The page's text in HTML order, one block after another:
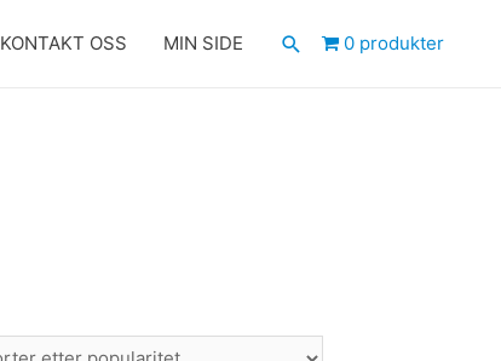
KONTAKT OSS MIN SIDE Søk 0 produkter